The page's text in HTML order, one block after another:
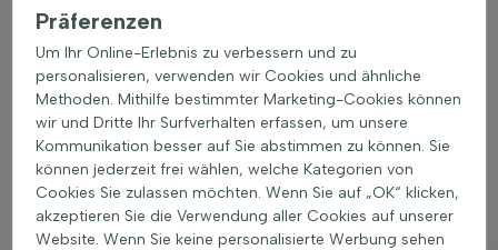
Die Perovskia atriplicifolia 'Blue Spire' gedeiht am besten an
einem vollsonnigen Standort. Eine Position, die während des
Tages eine maximale Sonneneinstrahlung erhält, ist ideal, um
die intensiven blau-lila Blüten und die aromatischen,
silbergrau getönten Blätter dieser Pflanze hervorzuheben. Der
Boden sollte gut durchlässig sein, um Staunässe zu
vermeiden, da die Pflanze trockenheitsresistent ist und keine
übermäßige Bewässerung benötigt. Diese Eigenschaft macht
sie zu einer pflegeleichten Bereicherung für Beete und
Gruppenpflanzungen oder als markante Solitärpflanze.
Präferenzen
Um Ihr Online-Erlebnis zu verbessern und zu
personalisieren, verwenden wir Cookies und ähnliche
Methoden. Mithilfe bestimmter Marketing-Cookies können
wir und Dritte Ihr Surfverhalten erfassen, um unsere
Kommunikation besser auf Sie abstimmen zu können. Sie
können jederzeit frei wählen, welche Kategorien von
Cookies Sie zulassen möchten. Wenn Sie auf „OK“ klicken,
akzeptieren Sie die Verwendung aller Cookies auf unserer
Website. Wenn Sie keine personalisierte Werbung sehen